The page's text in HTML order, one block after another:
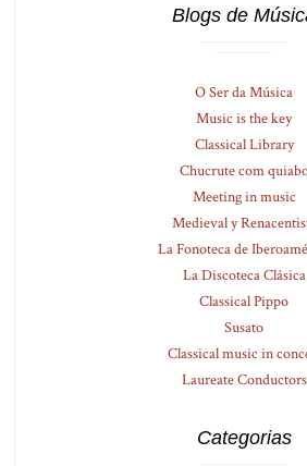
Blogs de
O Ser da Música
Music is the key
Classical Library
Chucrute com
Meeting in music
Medieval y
La Fonoteca de
La Discoteca Clásica
Classical Pippo
Susato
Classical music in
Laureate Conductors
Categorias